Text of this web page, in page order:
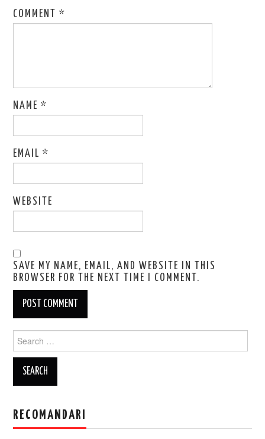
COMMENT*
NAME*
EMAIL*
WEBSITE
SAVE MY NAME, EMAIL, AND WEBSITE IN THIS
BROWSER FOR THE NEXT TIME I COMMENT.
for:
RECOMANDARI